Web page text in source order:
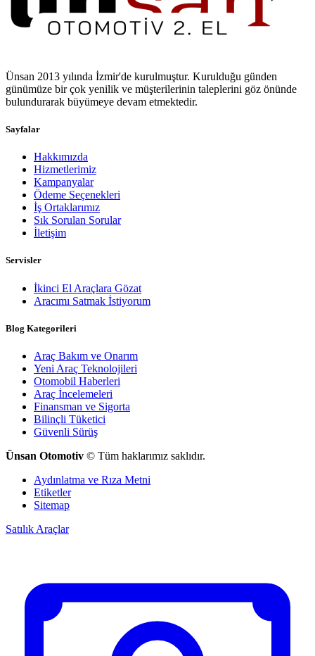
Ünsan 2013 yılında İzmir'de kurulmuştur. Kurulduğu günden
günümüze bir çok yenilik ve müşterilerinin taleplerini göz önünde
bulundurarak büyümeye devam etmektedir.
Sayfalar
Hakkımızda
Hizmetlerimiz
Kampanyalar
Ödeme Seçenekleri
İş Ortaklarımız
Sık Sorulan Sorular
İletişim
Servisler
İkinci El Araçlara Gözat
Aracımı Satmak İstiyorum
Blog Kategorileri
Araç Bakım ve Onarım
Yeni Araç Teknolojileri
Otomobil Haberleri
Araç İncelemeleri
Finansman ve Sigorta
Bilinçli Tüketici
Güvenli Sürüş
Ünsan Otomotiv © Tüm haklarımız saklıdır.
Aydınlatma ve Rıza Metni
Etiketler
Sitemap
Satılık Araçlar